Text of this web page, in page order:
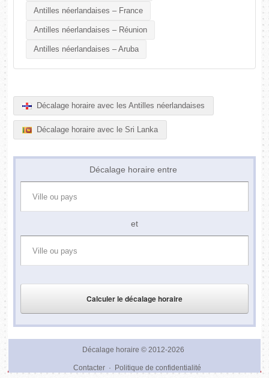
Antilles néerlandaises – France
Antilles néerlandaises – Réunion
Antilles néerlandaises – Aruba
Décalage horaire avec les Antilles néerlandaises
Décalage horaire avec le Sri Lanka
Décalage horaire entre
et
Décalage horaire © 2012-2026
Contacter· Politique de confidentialité